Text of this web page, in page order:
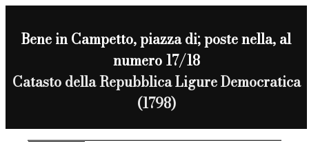
Bene in Campetto, piazza di; poste nella, al
numero 17/18
Catasto della Repubblica Ligure Democratica
(1798)